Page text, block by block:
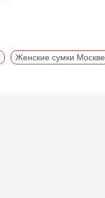
Женские сумки Москве